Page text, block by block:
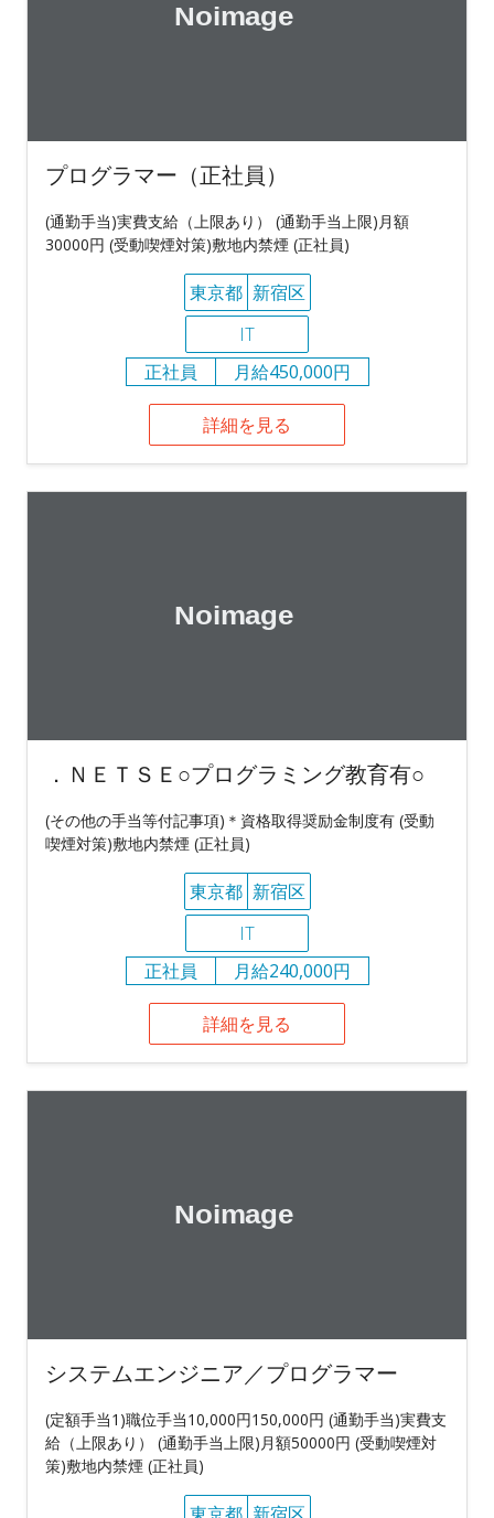
プログラマー（正社員）
(通勤手当)実費支給（上限あり） (通勤手当上限)月額
30000円 (受動喫煙対策)敷地内禁煙 (正社員)
東京都 新宿区
IT
正社員
月給450,000円
詳細を見る
．ＮＥＴＳＥ○プログラミング教育有○
(その他の手当等付記事項)＊資格取得奨励金制度有 (受動
喫煙対策)敷地内禁煙 (正社員)
東京都 新宿区
IT
正社員
月給240,000円
詳細を見る
システムエンジニア／プログラマー
(定額手当1)職位手当10,000円150,000円 (通勤手当)実費支
給（上限あり） (通勤手当上限)月額50000円 (受動喫煙対
策)敷地内禁煙 (正社員)